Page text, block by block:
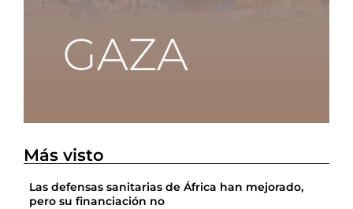
Más visto
Las defensas sanitarias de África han mejorado,
pero su financiación no